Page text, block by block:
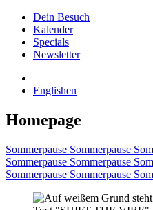
Dein Besuch
Kalender
Specials
Newsletter
Englishen
Homepage
Sommerpause Sommerpause
Sommerpause Sommerpause
Sommerpause Sommerpause